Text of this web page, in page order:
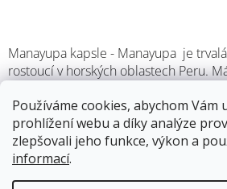
Používáme cookies, abychom
prohlížení webu a díky analýze
zlepšovali jeho funkce, výkon a
informací.
Skladem
Manayupa kapsle - Manayupa je
rostoucí v horských oblastech Peru.
Drobné květy jsou růžové nebo
místa výskytu.